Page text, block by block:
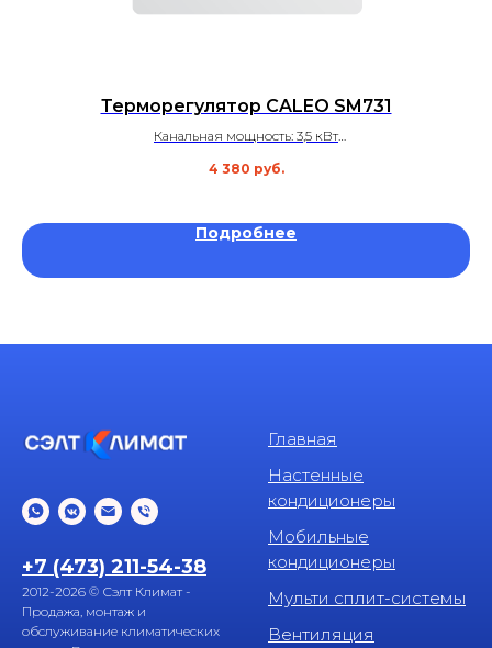
Терморегулятор CALEO SM731
Канальная мощность: 3,5 кВт
Гарантия 2 года
4 380 руб.
Подробнее
+7 (473) 211-54-38
2012-2026 © Сэлт Климат -
Продажа, монтаж и
обслуживание климатических
Главная
Настенные
кондиционеры
Мобильные
кондиционеры
Мульти сплит-системы
Вентиляция